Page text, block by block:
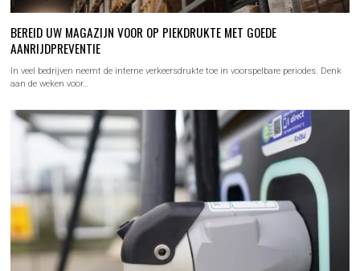
BEREID UW MAGAZIJN VOOR OP PIEKDRUKTE MET GOEDE
AANRIJDPREVENTIE
In veel bedrijven neemt de interne verkeersdrukte toe in voorspelbare periodes. Denk
aan de weken voor…